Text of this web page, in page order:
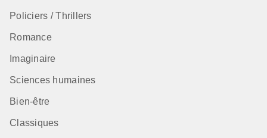
Policiers / Thrillers
Romance
Imaginaire
Sciences humaines
Bien-être
Classiques